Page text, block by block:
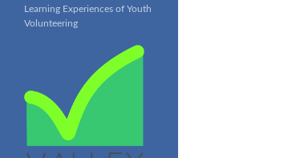
Learning Experiences of Youth
Volunteering